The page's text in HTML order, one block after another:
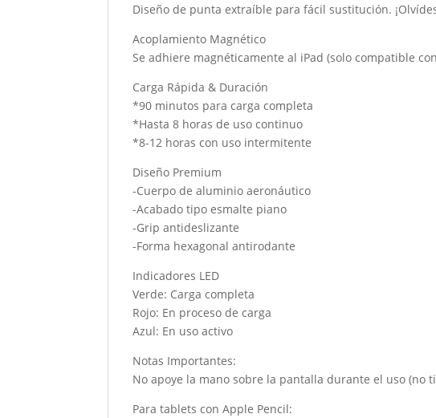
Diseño de punta extraíble para fácil sustitución.
Acoplamiento Magnético
Se adhiere magnéticamente al iPad (solo compatible
Carga Rápida & Duración
*90 minutos para carga completa
*Hasta 8 horas de uso continuo
*8-12 horas con uso intermitente
Diseño Premium
-Cuerpo de aluminio aeronáutico
-Acabado tipo esmalte piano
-Grip antideslizante
-Forma hexagonal antirodante
Indicadores LED
Verde: Carga completa
Rojo: En proceso de carga
Azul: En uso activo
Notas Importantes:
No apoye la mano sobre la pantalla durante el uso (no
Para tablets con Apple Pencil: